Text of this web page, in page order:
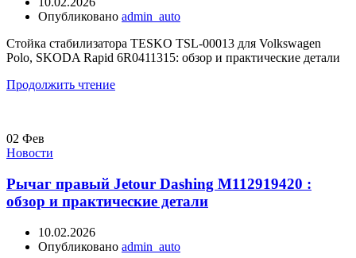
Опубликовано admin_auto
Стойка стабилизатора TESKO TSL-00013 для Volkswagen
Polo, SKODA Rapid 6R0411315: обзор и практические детали
Продолжить чтение
02 Фев
Новости
Рычаг правый Jetour Dashing M112919420 :
обзор и практические детали
10.02.2026
Опубликовано admin_auto